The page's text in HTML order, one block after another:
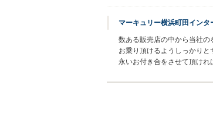
マーキュリー横浜町田インタ
数ある販売店の中から当社
お乗り頂けるようしっかり
永いお付き合をさせて頂け